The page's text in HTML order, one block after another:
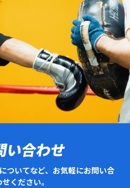
い合わせ
ついてなど、お気軽にお問い合
ください。